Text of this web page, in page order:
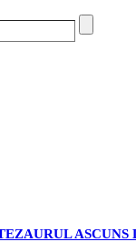
ASCUNS